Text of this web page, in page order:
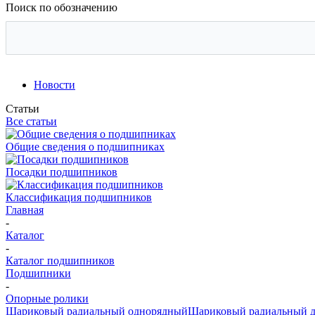
Поиск по обозначению
Новости
Статьи
Все статьи
Общие сведения о подшипниках
Посадки подшипников
Классификация подшипников
Главная
-
Каталог
-
Каталог подшипников
Подшипники
-
Опорные ролики
Шариковый радиальный однорядныйШариковый радиальный